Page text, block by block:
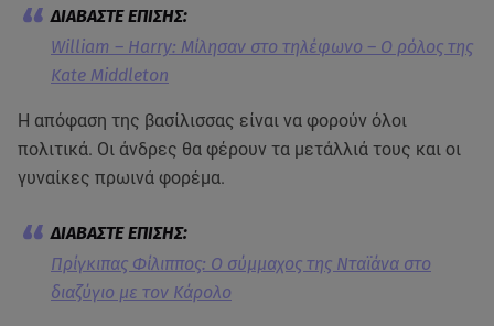
William – Harry: Μίλησαν στο τηλέφωνο – Ο ρόλος της
Kate Middleton
Η απόφαση της βασίλισσας είναι να φορούν όλοι
πολιτικά. Οι άνδρες θα φέρουν τα μετάλλιά τους και οι
γυναίκες πρωινά φορέμα.
Πρίγκιπας Φίλιππος: Ο σύμμαχος της Νταϊάνα στο
διαζύγιο με τον Κάρολο